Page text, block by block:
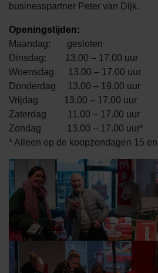
businesspartner Peter van Dijk.
Openingstijden:
Maandag: gesloten
Dinsdag: 13.00 – 17.00 uur
Woensdag 13.00 – 17.00 uur
Donderdag 13.00 – 19.00 uur
Vrijdag 13.00 – 17.00 uur
Zaterdag 11.00 – 17.00 uur
Zondag 13.00 – 17.00 uur*
* Alleen op de koopzondagen 15